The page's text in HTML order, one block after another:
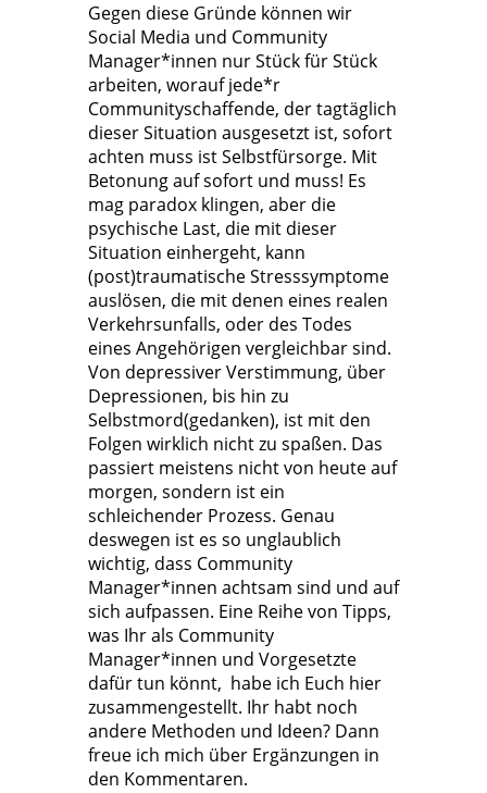
Gegen diese Gründe können wir
Social Media und Community
Manager*innen nur Stück für Stück
arbeiten, worauf jede*r
Communityschaffende, der tagtäglich
dieser Situation ausgesetzt ist, sofort
achten muss ist Selbstfürsorge. Mit
Betonung auf sofort und muss! Es
mag paradox klingen, aber die
psychische Last, die mit dieser
Situation einhergeht, kann
(post)traumatische Stresssymptome
auslösen, die mit denen eines realen
Verkehrsunfalls, oder des Todes
eines Angehörigen vergleichbar sind.
Von depressiver Verstimmung, über
Depressionen, bis hin zu
Selbstmord(gedanken), ist mit den
Folgen wirklich nicht zu spaßen. Das
passiert meistens nicht von heute auf
morgen, sondern ist ein
schleichender Prozess. Genau
deswegen ist es so unglaublich
wichtig, dass Community
Manager*innen achtsam sind und auf
sich aufpassen. Eine Reihe von Tipps,
was Ihr als Community
Manager*innen und Vorgesetzte
dafür tun könnt, habe ich Euch hier
zusammengestellt. Ihr habt noch
andere Methoden und Ideen? Dann
freue ich mich über Ergänzungen in
den Kommentaren.